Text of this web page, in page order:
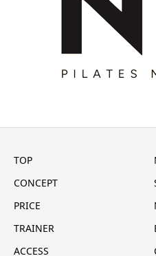
TOP
CONCEPT
PRICE
TRAINER
ACCESS